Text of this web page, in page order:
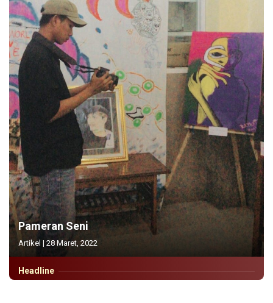
Pameran Seni
Artikel | 28 Maret, 2022
Headline